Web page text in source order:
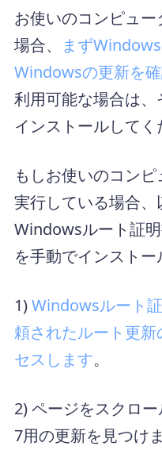
お使いのコンピュ
場合、
まずWindows
Windowsの更新を
利用可能な場合は
インストールしてく
もしお使いのコン
実行している場合、
Windowsルート証
を手動でインストー
1)Windowsルート
頼されたルート更
セスします。
2) ページをスクロ
7用の更新を見つけ